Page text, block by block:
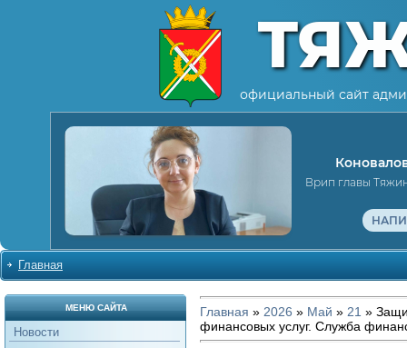
официальный сайт
Врип главы
Главная
МЕНЮ САЙТА
Новости
Главная » 2026 » Май » 21 »
финансовых услуг. Служба